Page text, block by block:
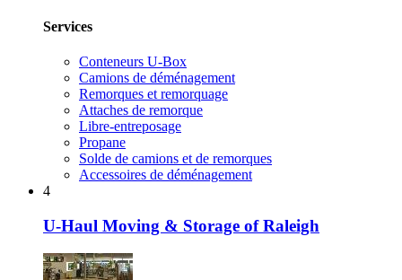
Services
Conteneurs U-Box
Camions de déménagement
Remorques et remorquage
Attaches de remorque
Libre-entreposage
Propane
Solde de camions et de remorques
Accessoires de déménagement
4
U-Haul Moving & Storage of Raleigh